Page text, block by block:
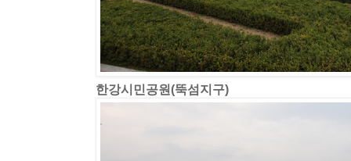
한강시민공원(뚝섬지구)